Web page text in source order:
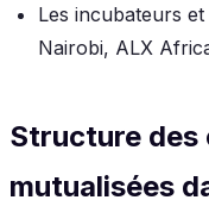
Les incubateurs
Nairobi, ALX
Structure des
mutualisées